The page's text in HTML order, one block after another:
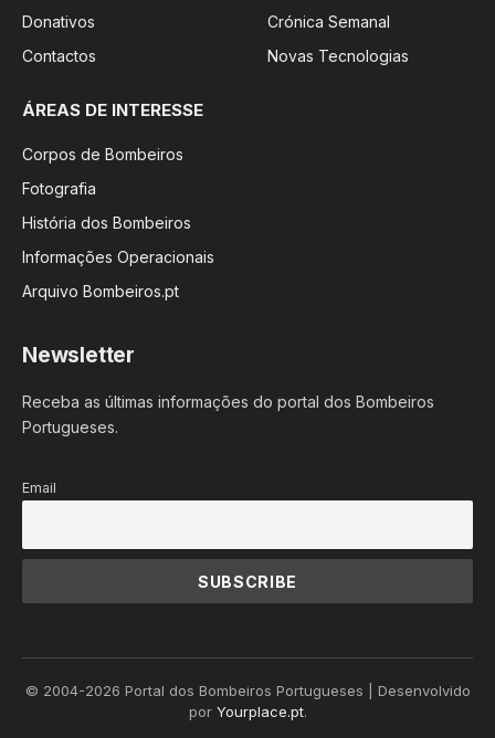
Donativos
Contactos
Crónica Semanal
Novas Tecnologias
ÁREAS DE INTERESSE
Corpos de Bombeiros
Fotografia
História dos Bombeiros
Informações Operacionais
Arquivo Bombeiros.pt
Newsletter
Receba as últimas informações do portal dos Bombeiros
Portugueses.
Email
© 2004-2026 Portal dos Bombeiros Portugueses | Desenvolvido
por Yourplace.pt.